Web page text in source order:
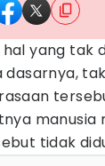
yang tak
dasarnya,
manusia
tidak